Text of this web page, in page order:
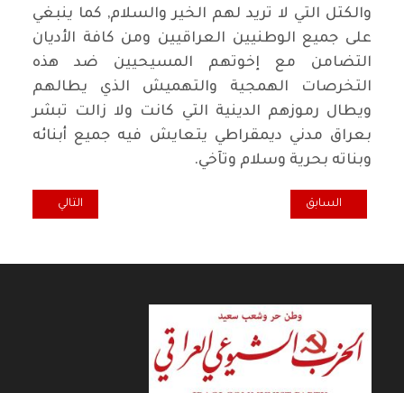
والكتل التي لا تريد لهم الخير والسلام, كما ينبغي
على جميع الوطنيين العراقيين ومن كافة الأديان
التضامن مع إخوتهم المسيحيين ضد هذه
التخرصات الهمجية والتهميش الذي يطالهم
ويطال رموزهم الدينية التي كانت ولا زالت تبشر
بعراق مدني ديمقراطي يتعايش فيه جميع أبنائه
وبناته بحرية وسلام وتآخي.
المقال السابق: الأحزاب وقانون الغاب
السابق المقال التالي:
التالي